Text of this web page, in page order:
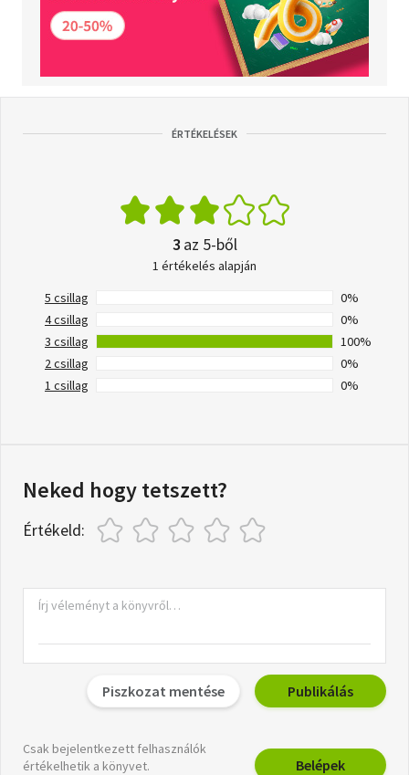
ÉRTÉKELÉSEK
3 az 5-ből
1 értékelés alapján
5 csillag
0%
4 csillag
0%
3 csillag
100%
2 csillag
0%
1 csillag
0%
Neked hogy tetszett?
Értékeld:
Piszkozat mentése Publikálás
Csak bejelentkezett felhasználók
értékelhetik a könyvet.
Belépek